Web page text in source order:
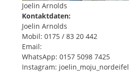
Joelin Arnolds
Kontaktdaten:
Joelin Arnolds
Mobil: 0175 / 83 20 442
Email:
WhatsApp: 0157 5098 7425
Instagram: joelin_moju_nordeifel_